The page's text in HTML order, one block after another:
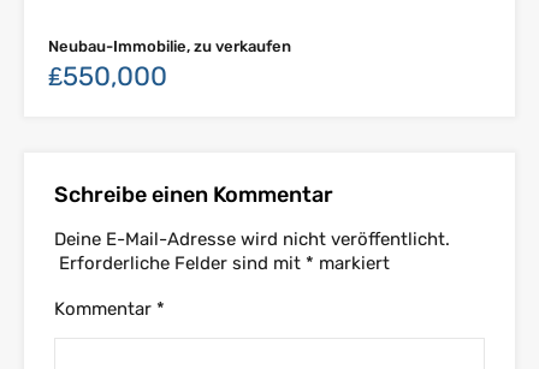
Neubau-Immobilie, zu verkaufen
₤550,000
Schreibe einen Kommentar
Deine E-Mail-Adresse wird nicht veröffentlicht.
Erforderliche Felder sind mit * markiert
Kommentar *